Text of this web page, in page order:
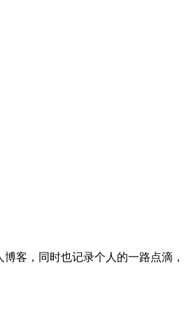
客，同时也记录个人的一路点滴